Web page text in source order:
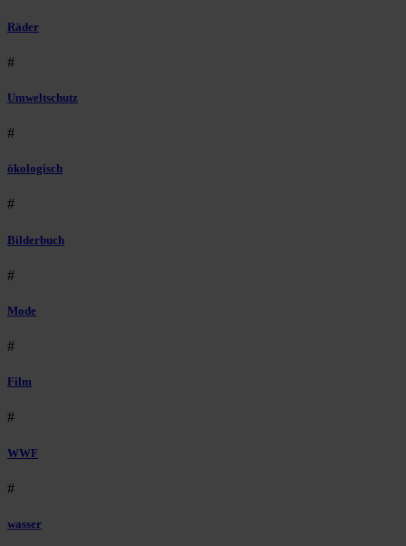
Räder
#
Umweltschutz
#
ökologisch
#
Bilderbuch
#
Mode
#
Film
#
WWF
#
wasser